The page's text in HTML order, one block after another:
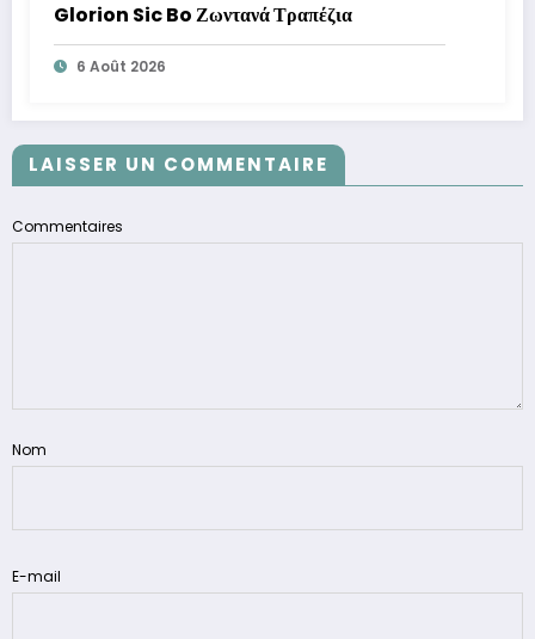
Glorion Sic Bo Ζωντανά Τραπέζια
6 Août 2026
LAISSER UN COMMENTAIRE
Commentaires
Nom
E-mail